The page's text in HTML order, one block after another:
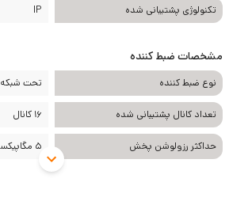
تکنولوژی پشتیبانی شده IP
مشخصات ضبط کننده
نوع ضبط کننده تحت شبکه
تعداد کانال پشتیبانی شده 16 کانال
حداکثر رزولوشن پخش 5 مگاپیکسل